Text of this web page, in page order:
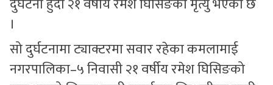
।
सो दुर्घटनामा ट्याक्टरमा सवार रहेका कमलामाई
नगरपालिका–५ निवासी २१ वर्षीय रमेश घिसिङको